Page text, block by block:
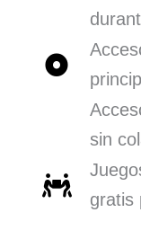
sin
gratis